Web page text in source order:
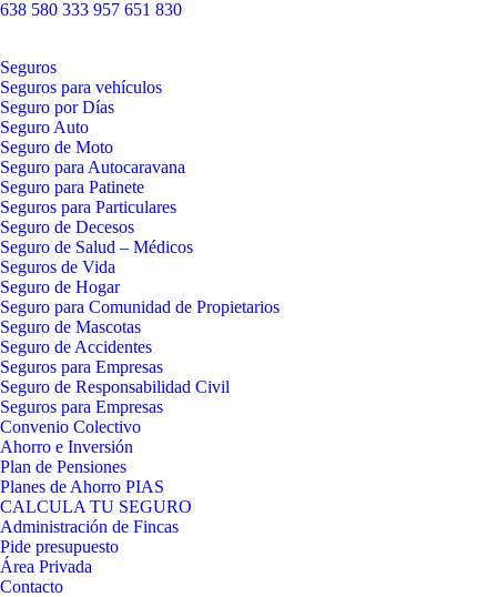
638 580 333 957 651 830
Seguros
Seguros para vehículos
Seguro por Días
Seguro Auto
Seguro de Moto
Seguro para Autocaravana
Seguro para Patinete
Seguros para Particulares
Seguro de Decesos
Seguro de Salud – Médicos
Seguros de Vida
Seguro de Hogar
Seguro para Comunidad de Propietarios
Seguro de Mascotas
Seguro de Accidentes
Seguros para Empresas
Seguro de Responsabilidad Civil
Seguros para Empresas
Convenio Colectivo
Ahorro e Inversión
Plan de Pensiones
Planes de Ahorro PIAS
CALCULA TU SEGURO
Administración de Fincas
Pide presupuesto
Área Privada
Contacto